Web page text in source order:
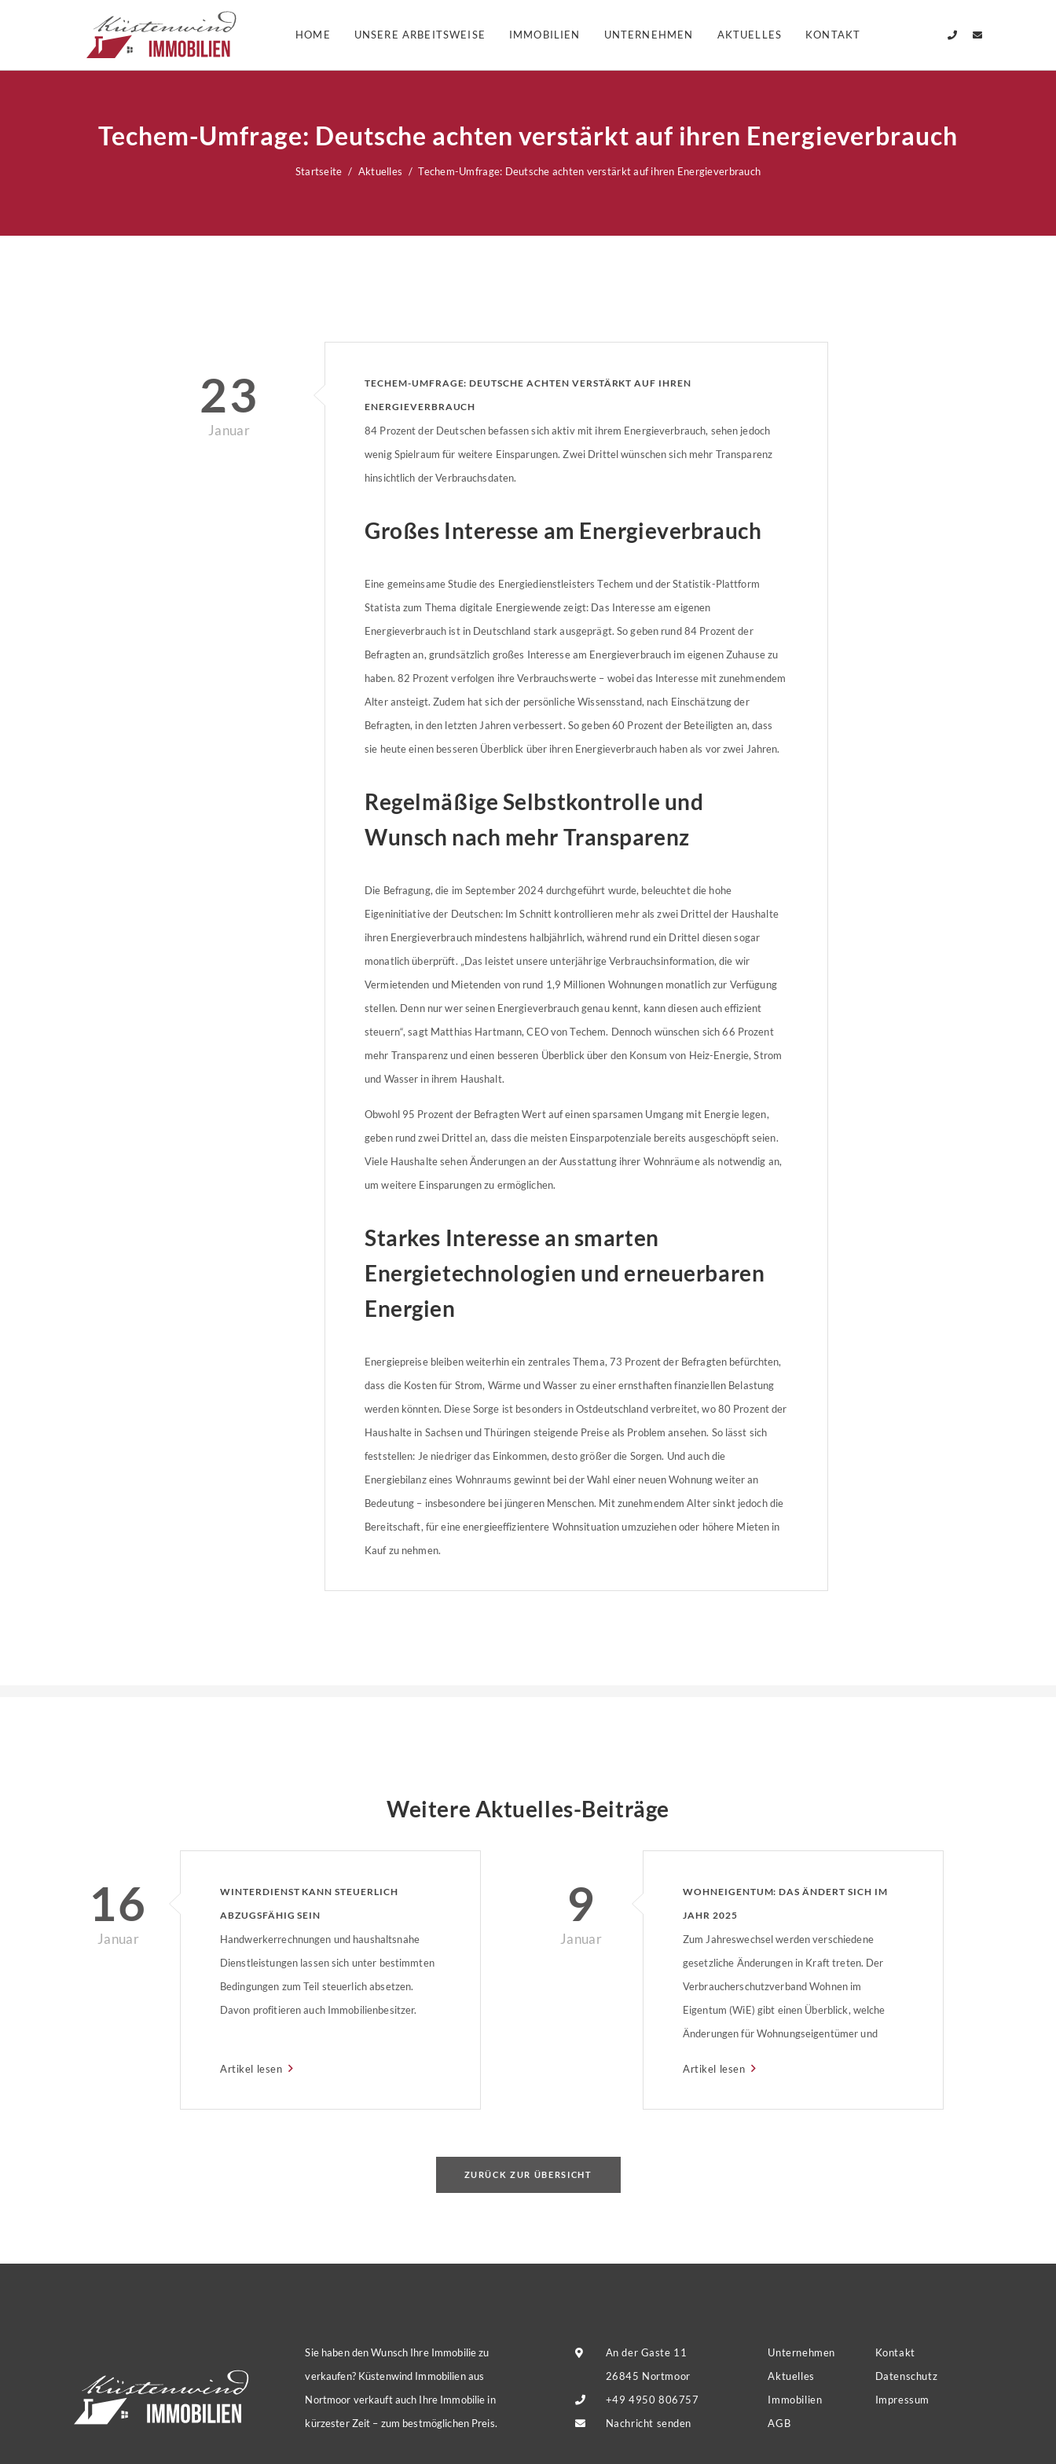
HOME UNSERE ARBEITSWEISE IMMOBILIEN UNTERNEHMEN AKTUELLES KONTAKT
Techem-Umfrage: Deutsche achten verstärkt auf ihren Energieverbrauch
Startseite Aktuelles Techem-Umfrage: Deutsche achten verstärkt auf ihren Energieverbrauch
23
Januar
TECHEM-UMFRAGE: DEUTSCHE ACHTEN VERSTÄRKT AUF IHREN
ENERGIEVERBRAUCH
84 Prozent der Deutschen befassen sich aktiv mit ihrem Energieverbrauch, sehen jedoch
wenig Spielraum für weitere Einsparungen. Zwei Drittel wünschen sich mehr Transparenz
hinsichtlich der Verbrauchsdaten.
Großes Interesse am Energieverbrauch
Eine gemeinsame Studie des Energiedienstleisters Techem und der Statistik-Plattform
Statista zum Thema digitale Energiewende zeigt: Das Interesse am eigenen
Energieverbrauch ist in Deutschland stark ausgeprägt. So geben rund 84 Prozent der
Befragten an, grundsätzlich großes Interesse am Energieverbrauch im eigenen Zuhause zu
haben. 82 Prozent verfolgen ihre Verbrauchswerte – wobei das Interesse mit zunehmendem
Alter ansteigt. Zudem hat sich der persönliche Wissensstand, nach Einschätzung der
Befragten, in den letzten Jahren verbessert. So geben 60 Prozent der Beteiligten an, dass
sie heute einen besseren Überblick über ihren Energieverbrauch haben als vor zwei Jahren.
Regelmäßige Selbstkontrolle und
Wunsch nach mehr Transparenz
Die Befragung, die im September 2024 durchgeführt wurde, beleuchtet die hohe
Eigeninitiative der Deutschen: Im Schnitt kontrollieren mehr als zwei Drittel der Haushalte
ihren Energieverbrauch mindestens halbjährlich, während rund ein Drittel diesen sogar
monatlich überprüft. „Das leistet unsere unterjährige Verbrauchsinformation, die wir
Vermietenden und Mietenden von rund 1,9 Millionen Wohnungen monatlich zur Verfügung
stellen. Denn nur wer seinen Energieverbrauch genau kennt, kann diesen auch effizient
steuern“, sagt Matthias Hartmann, CEO von Techem. Dennoch wünschen sich 66 Prozent
mehr Transparenz und einen besseren Überblick über den Konsum von Heiz-Energie, Strom
und Wasser in ihrem Haushalt.
Obwohl 95 Prozent der Befragten Wert auf einen sparsamen Umgang mit Energie legen,
geben rund zwei Drittel an, dass die meisten Einsparpotenziale bereits ausgeschöpft seien.
Viele Haushalte sehen Änderungen an der Ausstattung ihrer Wohnräume als notwendig an,
um weitere Einsparungen zu ermöglichen.
Starkes Interesse an smarten
Energietechnologien und erneuerbaren
Energien
Energiepreise bleiben weiterhin ein zentrales Thema, 73 Prozent der Befragten befürchten,
dass die Kosten für Strom, Wärme und Wasser zu einer ernsthaften finanziellen Belastung
werden könnten. Diese Sorge ist besonders in Ostdeutschland verbreitet, wo 80 Prozent der
Haushalte in Sachsen und Thüringen steigende Preise als Problem ansehen. So lässt sich
feststellen: Je niedriger das Einkommen, desto größer die Sorgen. Und auch die
Energiebilanz eines Wohnraums gewinnt bei der Wahl einer neuen Wohnung weiter an
Bedeutung – insbesondere bei jüngeren Menschen. Mit zunehmendem Alter sinkt jedoch die
Bereitschaft, für eine energieeffizientere Wohnsituation umzuziehen oder höhere Mieten in
Kauf zu nehmen.
Weitere Aktuelles-Beiträge
16
Januar
WINTERDIENST KANN STEUERLICH
ABZUGSFÄHIG SEIN
Handwerkerrechnungen und haushaltsnahe
Dienstleistungen lassen sich unter bestimmten
Bedingungen zum Teil steuerlich absetzen.
Davon profitieren auch Immobilienbesitzer.
Artikel lesen
9
Januar
WOHNEIGENTUM: DAS ÄNDERT SICH IM
JAHR 2025
Zum Jahreswechsel werden verschiedene
gesetzliche Änderungen in Kraft treten. Der
Verbraucherschutzverband Wohnen im
Eigentum (WiE) gibt einen Überblick, welche
Änderungen für Wohnungseigentümer und
Artikel lesen
ZURÜCK ZUR ÜBERSICHT
Sie haben den Wunsch Ihre Immobilie zu
verkaufen? Küstenwind Immobilien aus
Nortmoor verkauft auch Ihre Immobilie in
kürzester Zeit – zum bestmöglichen Preis.
An der Gaste 11
26845 Nortmoor
+49 4950 806757
Nachricht senden
Unternehmen
Kontakt
Aktuelles
Datenschutz
Immobilien
Impressum
AGB